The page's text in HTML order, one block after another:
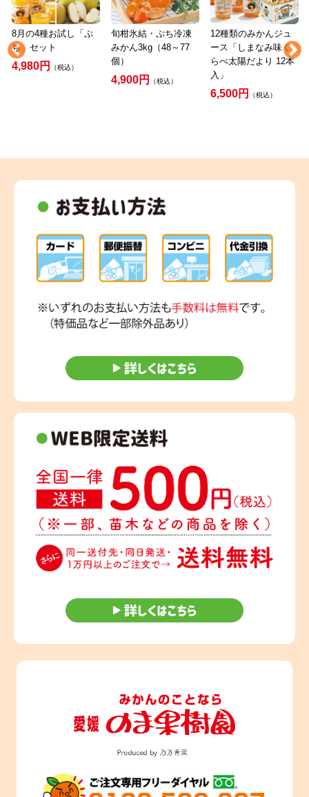
8月の4種お試し「ぷ
ち」セット
4,980円 （税込）
旬柑氷結・ぷち冷凍
みかん3kg（48～77
個）
4,900円 （税込）
12種類のみかんジュ
ース「しまなみ味く
らべ太陽だより 12本
入」
6,500円 （税込）